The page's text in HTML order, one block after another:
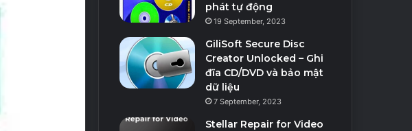
phát tự động
19 September, 2023
GiliSoft Secure Disc
Creator Unlocked – Ghi
đĩa CD/DVD và bảo mật
dữ liệu
7 September, 2023
Stellar Repair for Video